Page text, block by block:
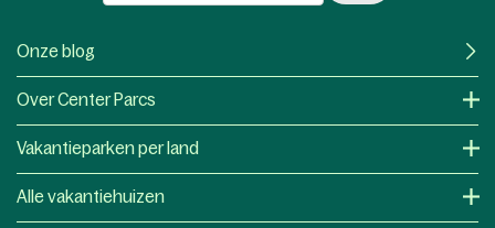
Onze blog
Over Center Parcs
Vakantieparken per land
Alle vakantiehuizen